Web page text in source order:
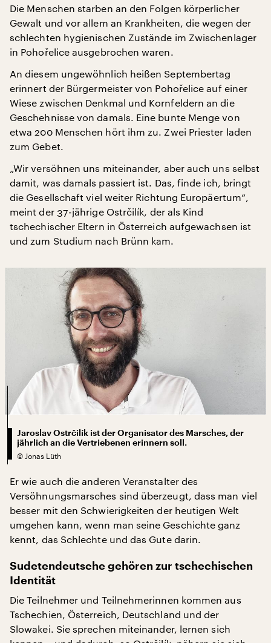
Die Menschen starben an den Folgen körperlicher
Gewalt und vor allem an Krankheiten, die wegen der
schlechten hygienischen Zustände im Zwischenlager
in Pohořelice ausgebrochen waren.
An diesem ungewöhnlich heißen Septembertag
erinnert der Bürgermeister von Pohořelice auf einer
Wiese zwischen Denkmal und Kornfeldern an die
Geschehnisse von damals. Eine bunte Menge von
etwa 200 Menschen hört ihm zu. Zwei Priester laden
zum Gebet.
„Wir versöhnen uns miteinander, aber auch uns selbst
damit, was damals passiert ist. Das, finde ich, bringt
die Gesellschaft viel weiter Richtung Europäertum“,
meint der 37-jährige Ostrčilík, der als Kind
tschechischer Eltern in Österreich aufgewachsen ist
und zum Studium nach Brünn kam.
Jaroslav Ostrčilík ist der Organisator des Marsches, der
jährlich an die Vertriebenen erinnern soll.
© Jonas Lüth
Er wie auch die anderen Veranstalter des
Versöhnungsmarsches sind überzeugt, dass man viel
besser mit den Schwierigkeiten der heutigen Welt
umgehen kann, wenn man seine Geschichte ganz
kennt, das Schlechte und das Gute darin.
Sudetendeutsche gehören zur tschechischen
Identität
Die Teilnehmer und Teilnehmerinnen kommen aus
Tschechien, Österreich, Deutschland und der
Slowakei. Sie sprechen miteinander, lernen sich